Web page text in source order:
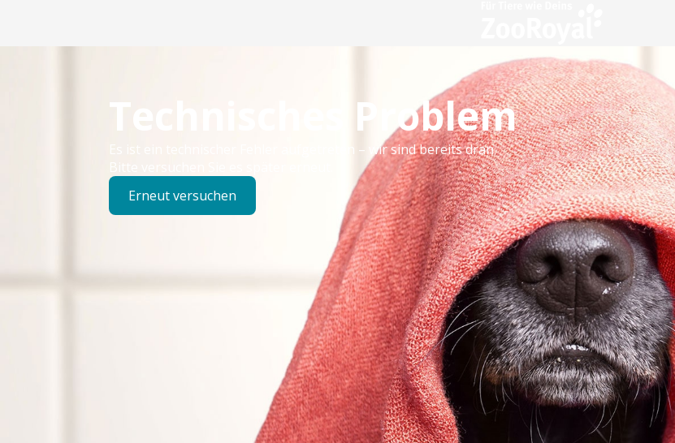
Technisches Problem
Es ist ein technischer Fehler aufgetreten – wir sind bereits dran.
Bitte versuchen Sie es später erneut.
Erneut versuchen